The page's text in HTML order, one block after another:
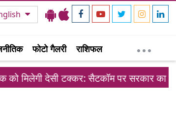
फोटो गैलरी राशिफल
टक्कर: सैटकॉम पर सरकार का मास्टरप्लान